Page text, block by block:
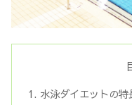
水泳ダイエットの特